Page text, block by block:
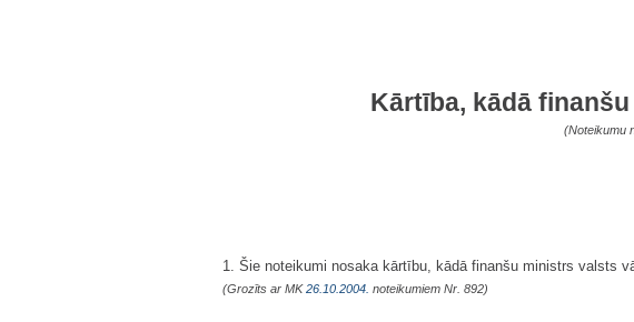
Kārtība, kādā
(Noteikumu
1. Šie noteikumi nosaka kārtību, kādā finanšu ministrs valsts
(Grozīts ar MK26.10.2004. noteikumiem Nr. 892)